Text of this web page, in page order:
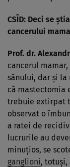
CSÎD: Deci se
cancerului
Prof. dr.
cancerul
sânului, dar şi
că mastectomia
trebuie extirpat
observat o
a ratei de
lucrurile au
minuţios, se
ganglioni, totuşi,